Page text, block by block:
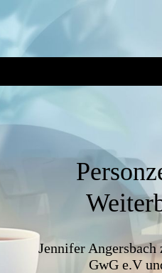
Jennifer
GwG e.V